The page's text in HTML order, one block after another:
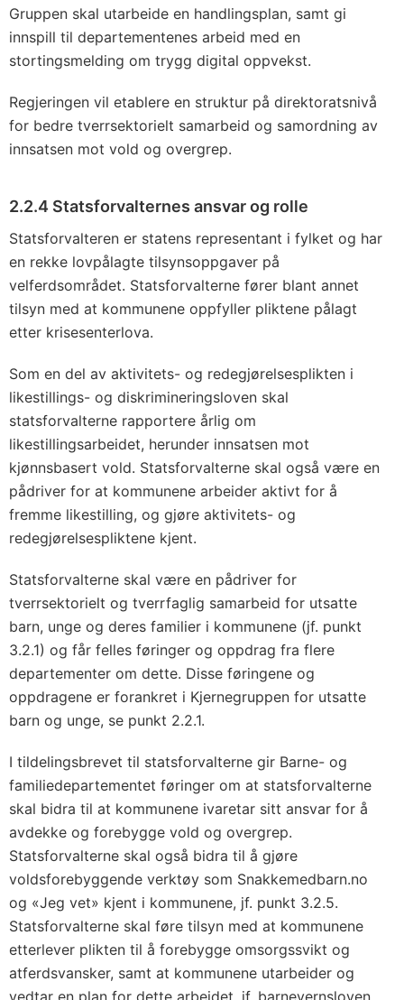
Gruppen skal utarbeide en handlingsplan, samt gi
innspill til departementenes arbeid med en
stortingsmelding om trygg digital oppvekst.
Regjeringen vil etablere en struktur på direktoratsnivå
for bedre tverrsektorielt samarbeid og samordning av
innsatsen mot vold og overgrep.
2.2.4 Statsforvalternes ansvar og rolle
Statsforvalteren er statens representant i fylket og har
en rekke lovpålagte tilsynsoppgaver på
velferdsområdet. Statsforvalterne fører blant annet
tilsyn med at kommunene oppfyller pliktene pålagt
etter krisesenterlova.
Som en del av aktivitets- og redegjørelsesplikten i
likestillings- og diskrimineringsloven skal
statsforvalterne rapportere årlig om
likestillingsarbeidet, herunder innsatsen mot
kjønnsbasert vold. Statsforvalterne skal også være en
pådriver for at kommunene arbeider aktivt for å
fremme likestilling, og gjøre aktivitets- og
redegjørelsespliktene kjent.
Statsforvalterne skal være en pådriver for
tverrsektorielt og tverrfaglig samarbeid for utsatte
barn, unge og deres familier i kommunene (jf. punkt
3.2.1) og får felles føringer og oppdrag fra flere
departementer om dette. Disse føringene og
oppdragene er forankret i Kjernegruppen for utsatte
barn og unge, se punkt 2.2.1.
I tildelingsbrevet til statsforvalterne gir Barne- og
familiedepartementet føringer om at statsforvalterne
skal bidra til at kommunene ivaretar sitt ansvar for å
avdekke og forebygge vold og overgrep.
Statsforvalterne skal også bidra til å gjøre
voldsforebyggende verktøy som Snakkemedbarn.no
og «Jeg vet» kjent i kommunene, jf. punkt 3.2.5.
Statsforvalterne skal føre tilsyn med at kommunene
etterlever plikten til å forebygge omsorgssvikt og
atferdsvansker, samt at kommunene utarbeider og
vedtar en plan for dette arbeidet, jf. barnevernsloven